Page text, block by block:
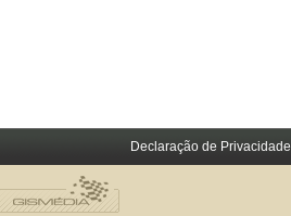
Declaração de Privacidade